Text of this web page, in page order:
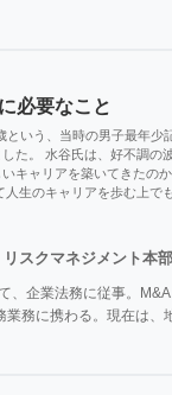
必要なこと
いう、当時の男子最年
た。 水谷氏は、好不調
キャリアを築いてきたの
生のキャリアを歩む上
スクマネジメント本
企業法務に従事。
務に携わる。現在は